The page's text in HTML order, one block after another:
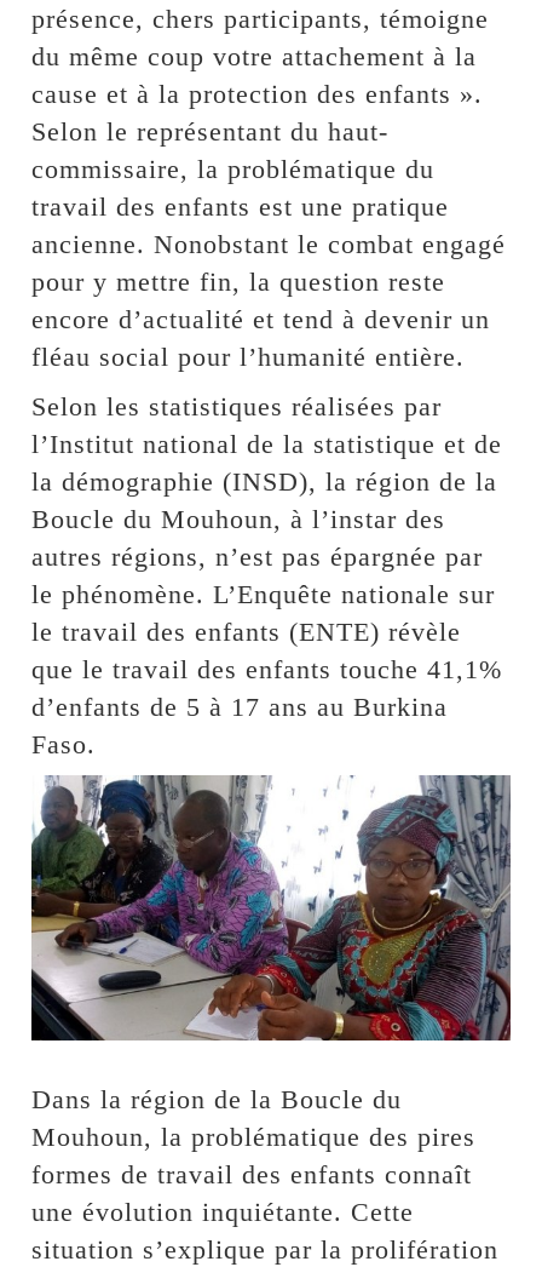
présence, chers participants, témoigne
du même coup votre attachement à la
cause et à la protection des enfants ».
Selon le représentant du haut-
commissaire, la problématique du
travail des enfants est une pratique
ancienne. Nonobstant le combat engagé
pour y mettre fin, la question reste
encore d’actualité et tend à devenir un
fléau social pour l’humanité entière.
Selon les statistiques réalisées par
l’Institut national de la statistique et de
la démographie (INSD), la région de la
Boucle du Mouhoun, à l’instar des
autres régions, n’est pas épargnée par
le phénomène. L’Enquête nationale sur
le travail des enfants (ENTE) révèle
que le travail des enfants touche 41,1%
d’enfants de 5 à 17 ans au Burkina
Faso.
Dans la région de la Boucle du
Mouhoun, la problématique des pires
formes de travail des enfants connaît
une évolution inquiétante. Cette
situation s’explique par la prolifération